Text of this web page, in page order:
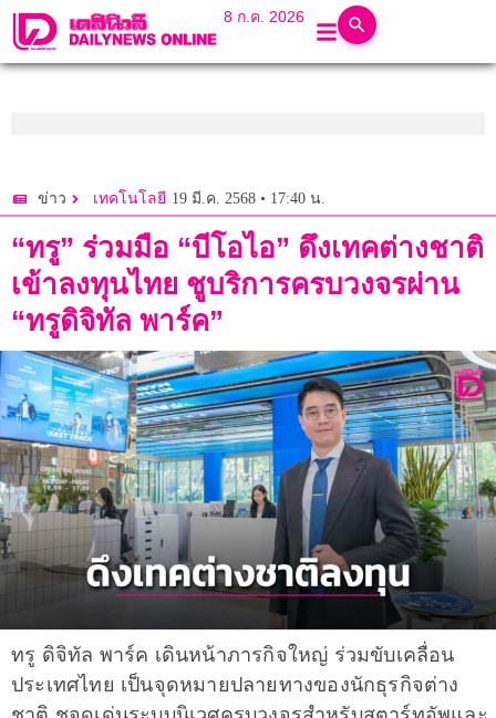
8 ก.ค. 2026
ข่าว เทคโนโลยี 19 มี.ค. 2568 • 17:40 น.
“ทรู” ร่วมมือ “บีโอไอ” ดึงเทคต่างชาติ
เข้าลงทุนไทย ชูบริการครบวงจรผ่าน
“ทรูดิจิทัล พาร์ค”
ทรู ดิจิทัล พาร์ค เดินหน้าภารกิจใหญ่ ร่วมขับเคลื่อน
ประเทศไทย เป็นจุดหมายปลายทางของนักธุรกิจต่าง